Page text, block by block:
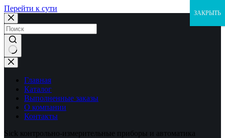
Перейти к сути
Ничего
не
найденоГлавная
Каталог
Выполненные заказы
О компании
Контакты
Sick контрольно-измерительные приборы и автоматика
ЗАКРЫТЬ